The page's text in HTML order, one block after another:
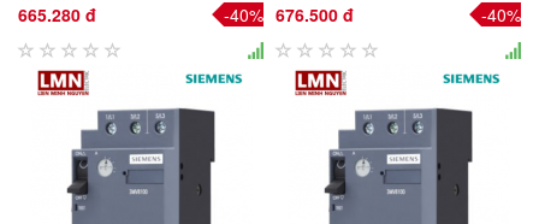
665.280 đ -40% 676.500 đ -40%